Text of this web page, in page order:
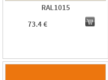
RAL1015
73.4 €